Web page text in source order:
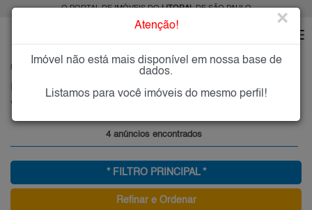
O PORTAL DE IMÓVEIS DOLITORALDE SÃO PAULO
PRAIA GRANDE
Imóveis para Alugar na Caiçara, Praia Grande, SP
Vila Caiçara - Praia Grande, Litoral
4 anúncios encontrados
* FILTRO PRINCIPAL *
Refinar e Ordenar
Atenção! ×
Imóvel não está mais disponível em nossa base de
dados.
Listamos para você imóveis do mesmo perfil!